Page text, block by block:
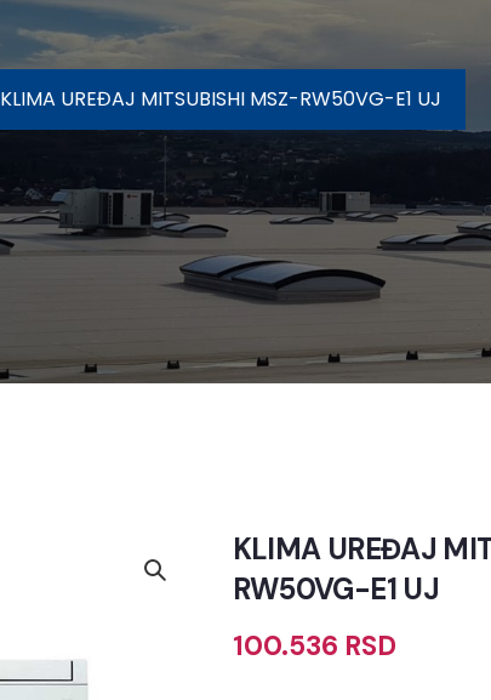
KLIMA UREĐAJ MITSUBISHI MSZ-RW50VG-E1 UJ
KLIMA UREĐAJ
RW50VG-E1 UJ
100.536 RSD